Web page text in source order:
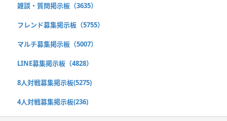
雑談・質問掲示板（3635）
フレンド募集掲示板（5755）
マルチ募集掲示板（5007）
LINE募集掲示板（4828）
8人対戦募集掲示板(5275)
4人対戦募集掲示板(236)